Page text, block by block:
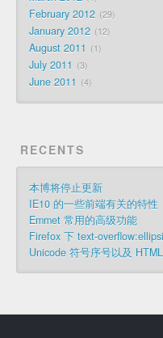
February 2012 29
January 2012 12
August 2011 1
July 2011 3
June 2011 4
RECENTS
本博将停止更新
IE10 的一些前端有关的特性
Emmet 常用的高级功能
Firefox 下 text-
Unicode 符号序号以及